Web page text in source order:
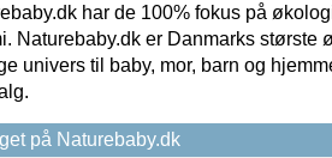
har de 100% fokus på
Naturebaby.dk er Danmarks største
univers til baby, mor, barn og
på Naturebaby.dk